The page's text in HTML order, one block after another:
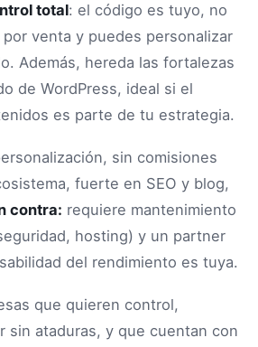
total: el código es tuyo, no
venta y puedes personalizar
Además, hereda las fortalezas
de WordPress, ideal si el
es parte de tu estrategia.
sin comisiones
fuerte en SEO y blog,
contra: requiere mantenimiento
hosting) y un partner
del rendimiento es tuya.
que quieren control,
sin ataduras, y que cuentan con